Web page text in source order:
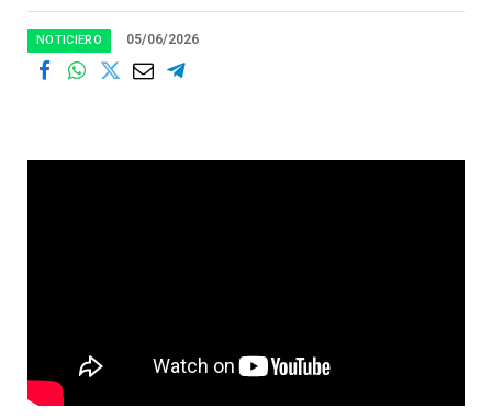
NOTICIERO 05/06/2026